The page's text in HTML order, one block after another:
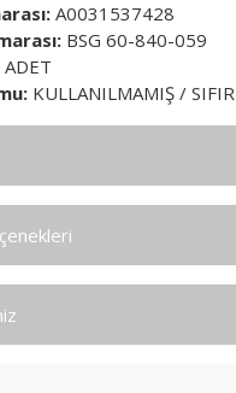
A0031537428
BSG 60-840-059
ADET
KULLANILMAMIŞ / SIFIR